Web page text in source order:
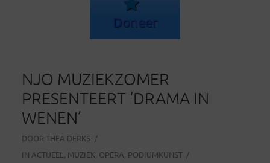
Doneer
NJO MUZIEKZOMER
PRESENTEERT ‘DRAMA IN
WENEN’
DOOR THEA DERKS
IN ACTUEEL , MUZIEK, OPERA, PODIUMKUNST